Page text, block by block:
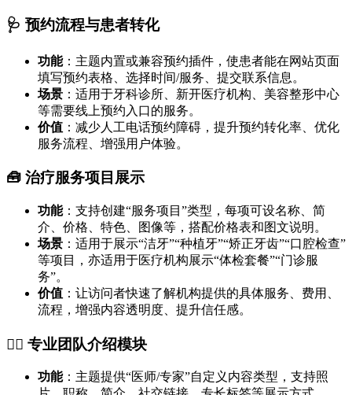
🩺 预约流程与患者转化
功能：主题内置或兼容预约插件，使患者能在网站页面
填写预约表格、选择时间/服务、提交联系信息。
场景 ：适用于牙科诊所、新开医疗机构、美容整形中心
等需要线上预约入口的服务。
价值 ：减少人工电话预约障碍，提升预约转化率、优化
服务流程、增强用户体验。
🧰 治疗服务项目展示
功能：支持创建“服务项目”类型，每项可设名称、简
介、价格、特色、图像等，搭配价格表和图文说明。
场景 ：适用于展示“洁牙”“种植牙”“矫正牙齿”“口腔检查”
等项目，亦适用于医疗机构展示“体检套餐”“门诊服
务”。
价值 ：让访问者快速了解机构提供的具体服务、费用、
流程，增强内容透明度、提升信任感。
👨‍⚕️ 专业团队介绍模块
功能：主题提供“医师/专家”自定义内容类型，支持照